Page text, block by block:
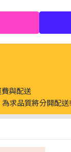
與配送
求品質將分開配送!